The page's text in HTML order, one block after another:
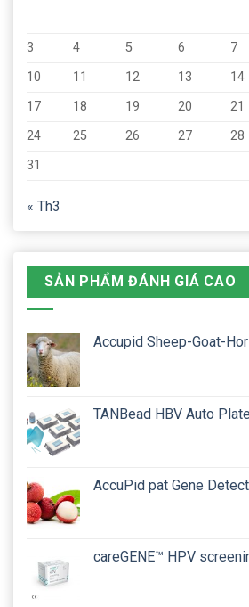
3
4 5 6 7
10
11 12 13 14
17
18 19 20 21
24
25 26 27 28
31
« Th3
SẢN PHẨM ĐÁNH GIÁ CAO
Accupid Sheep-Goat-
TANBead HBV Auto
AccuPid pat Gene
careGENE™ HPV